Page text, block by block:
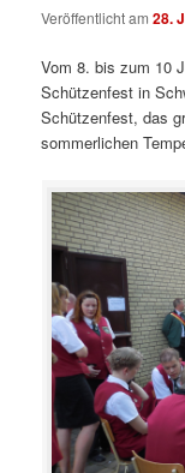
Veröffentlicht am28.
Vom 8. bis zum 10
Schützenfest in
Schützenfest, das
sommerlichen